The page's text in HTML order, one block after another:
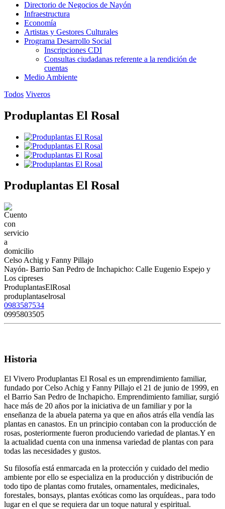
Directorio de Negocios de Nayón
Infraestructura
Economía
Artistas y Gestores Culturales
Programa Desarrollo Social
Inscripciones CDI
Consultas ciudadanas referente a la rendición de
cuentas
Medio Ambiente
Todos Viveros
Produplantas El Rosal
Produplantas El Rosal
Celso Achig y Fanny Pillajo
Nayón- Barrio San Pedro de Inchapicho: Calle Eugenio Espejo y
Los cipreses
ProduplantasElRosal
produplantaselrosal
0983587534
0995803505
Historia
El Vivero Produplantas El Rosal es un emprendimiento familiar,
fundado por Celso Achig y Fanny Pillajo el 21 de junio de 1999, en
el Barrio San Pedro de Inchapicho. Emprendimiento familiar, surgió
hace más de 20 años por la iniciativa de un familiar y por la
enseñanza de la abuela paterna ya que en años atrás ella vendía las
plantas en canastos. En un principio contaban con la producción de
rosas, posteriormente fueron produciendo variedad de plantas.Y en
la actualidad cuenta con una inmensa variedad de plantas con para
todas las necesidades y gustos.
Su filosofía está enmarcada en la protección y cuidado del medio
ambiente por ello se especializa en la producción y distribución de
todo tipo de plantas como frutales, ornamentales, medicinales,
forestales, bonsays, plantas exóticas como las orquídeas., para todo
lugar en el que se requiera dar un toque natural y espiritual.